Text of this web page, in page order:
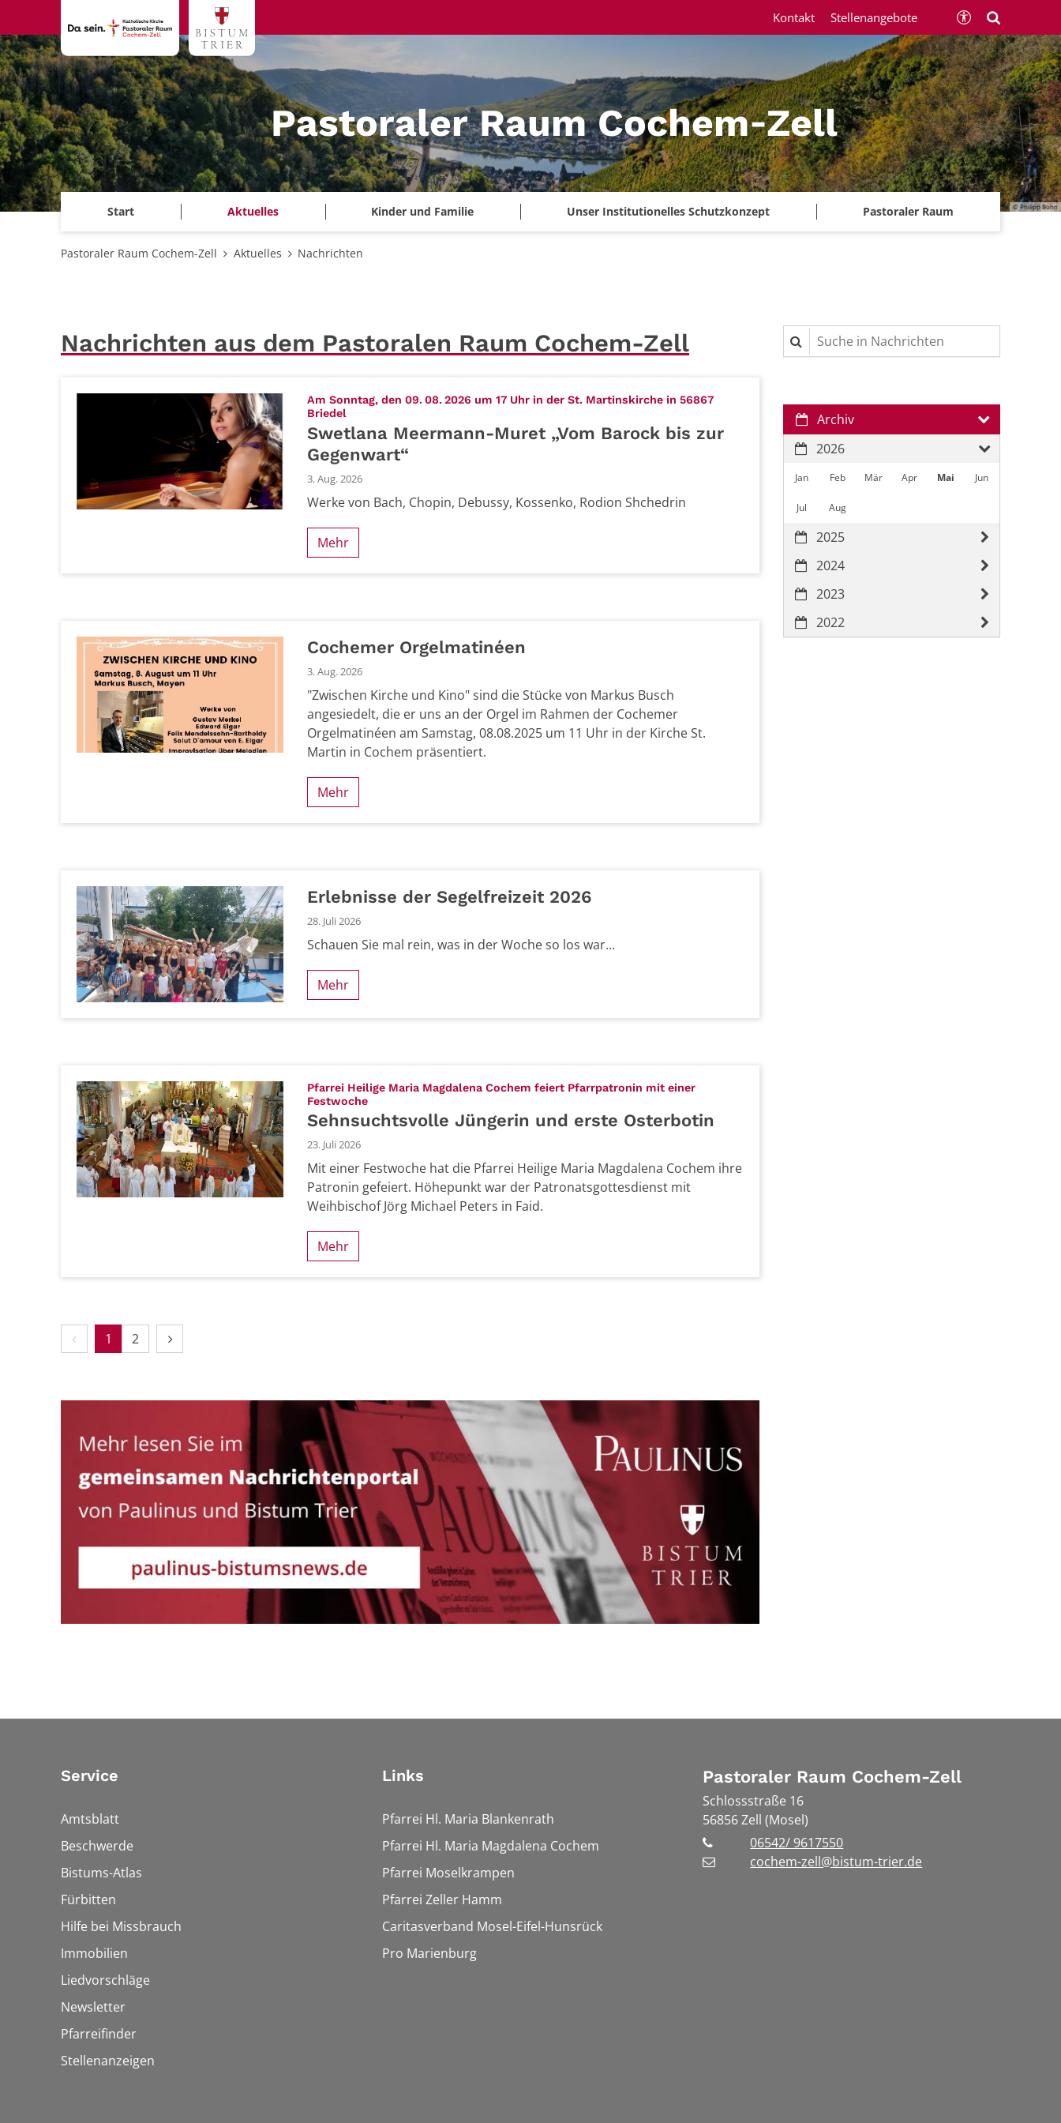
© Philipp Bohn
Pastoraler Raum Cochem‑Zell
Start Aktuelles Kinder und Familie Unser Institutionelles Schutzkonzept Pastoraler Raum
Kontakt Stellenangebote
Pastoraler Raum Cochem-Zell Aktuelles Nachrichten
Nachrichten aus dem Pastoralen Raum Cochem-Zell
Am Sonntag, den 09. 08. 2026 um 17 Uhr in der St. Martinskirche in 56867
Briedel
Swetlana Meermann-Muret „Vom Barock bis zur
Gegenwart“
3. Aug. 2026
Werke von Bach, Chopin, Debussy, Kossenko, Rodion Shchedrin
Mehr
Cochemer Orgelmatinéen
3. Aug. 2026
"Zwischen Kirche und Kino" sind die Stücke von Markus Busch
angesiedelt, die er uns an der Orgel im Rahmen der Cochemer
Orgelmatinéen am Samstag, 08.08.2025 um 11 Uhr in der Kirche St.
Martin in Cochem präsentiert.
Mehr
Erlebnisse der Segelfreizeit 2026
28. Juli 2026
Schauen Sie mal rein, was in der Woche so los war...
Mehr
Pfarrei Heilige Maria Magdalena Cochem feiert Pfarrpatronin mit einer
Festwoche:
Sehnsuchtsvolle Jüngerin und erste Osterbotin
23. Juli 2026
Mit einer Festwoche hat die Pfarrei Heilige Maria Magdalena Cochem ihre
Patronin gefeiert. Höhepunkt war der Patronatsgottesdienst mit
Weihbischof Jörg Michael Peters in Faid.
Mehr
Vorherige Seite
1 2 Nächste Seite
Suche in Nachrichten
Archiv
2026
Jan Feb Mär Apr Mai Jun
Jul Aug
2025
2024
2023
2022
Service
Amtsblatt
Beschwerde
Bistums-Atlas
Fürbitten
Hilfe bei Missbrauch
Immobilien
Liedvorschläge
Newsletter
Pfarreifinder
Stellenanzeigen
Links
Pfarrei Hl. Maria Blankenrath
Pfarrei Hl. Maria Magdalena Cochem
Pfarrei Moselkrampen
Pfarrei Zeller Hamm
Caritasverband Mosel-Eifel-Hunsrück
Pro Marienburg
Pastoraler Raum Cochem-Zell
Schlossstraße 16
56856Zell (Mosel)
06542/ 9617550
cochem-zell@bistum-trier.de